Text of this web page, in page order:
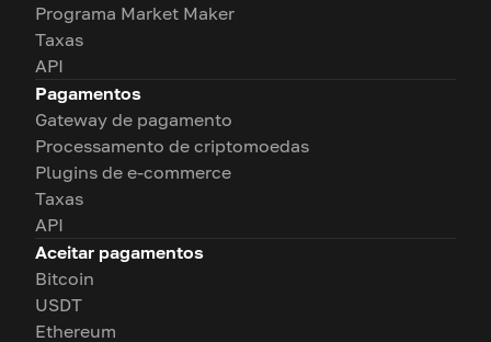
Programa Market Maker
Taxas
API
Pagamentos
Gateway de pagamento
Processamento de criptomoedas
Plugins de e-commerce
Taxas
API
Aceitar pagamentos
Bitcoin
USDT
Ethereum